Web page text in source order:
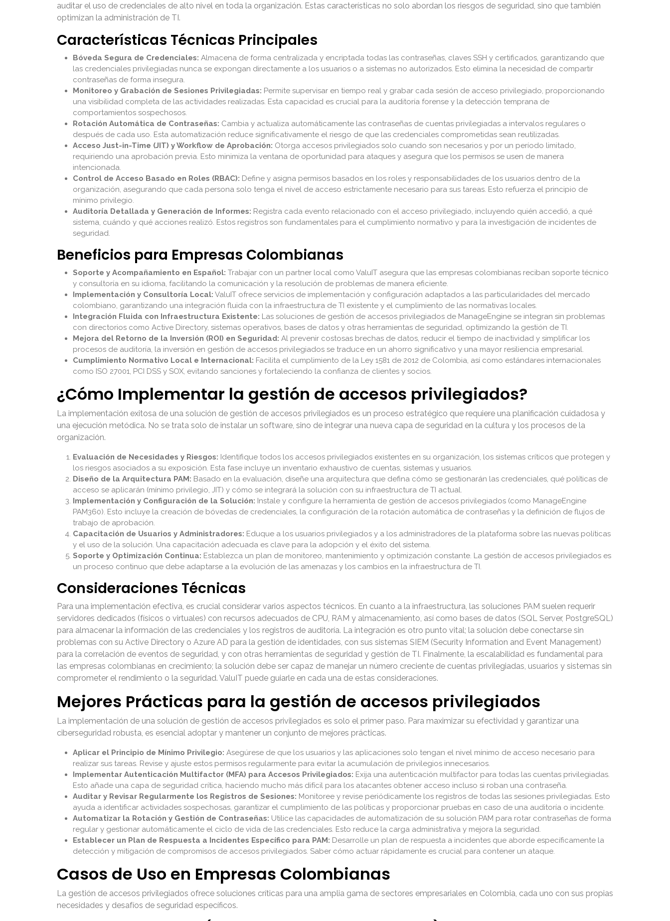
auditar el uso de credenciales de alto nivel en toda la organización. Estas características no solo abordan los riesgos de seguridad, sino que también
optimizan la administración de TI.
Características Técnicas Principales
Bóveda Segura de Credenciales: Almacena de forma centralizada y encriptada todas las contraseñas, claves SSH y certificados, garantizando que
las credenciales privilegiadas nunca se expongan directamente a los usuarios o a sistemas no autorizados. Esto elimina la necesidad de compartir
contraseñas de forma insegura.
Monitoreo y Grabación de Sesiones Privilegiadas: Permite supervisar en tiempo real y grabar cada sesión de acceso privilegiado, proporcionando
una visibilidad completa de las actividades realizadas. Esta capacidad es crucial para la auditoría forense y la detección temprana de
comportamientos sospechosos.
Rotación Automática de Contraseñas: Cambia y actualiza automáticamente las contraseñas de cuentas privilegiadas a intervalos regulares o
después de cada uso. Esta automatización reduce significativamente el riesgo de que las credenciales comprometidas sean reutilizadas.
Acceso Just-in-Time (JIT) y Workflow de Aprobación: Otorga accesos privilegiados solo cuando son necesarios y por un período limitado,
requiriendo una aprobación previa. Esto minimiza la ventana de oportunidad para ataques y asegura que los permisos se usen de manera
intencionada.
Control de Acceso Basado en Roles (RBAC): Define y asigna permisos basados en los roles y responsabilidades de los usuarios dentro de la
organización, asegurando que cada persona solo tenga el nivel de acceso estrictamente necesario para sus tareas. Esto refuerza el principio de
mínimo privilegio.
Auditoría Detallada y Generación de Informes: Registra cada evento relacionado con el acceso privilegiado, incluyendo quién accedió, a qué
sistema, cuándo y qué acciones realizó. Estos registros son fundamentales para el cumplimiento normativo y para la investigación de incidentes de
seguridad.
Beneficios para Empresas Colombianas
Soporte y Acompañamiento en Español: Trabajar con un partner local como ValuIT asegura que las empresas colombianas reciban soporte técnico
y consultoría en su idioma, facilitando la comunicación y la resolución de problemas de manera eficiente.
Implementación y Consultoría Local: ValuIT ofrece servicios de implementación y configuración adaptados a las particularidades del mercado
colombiano, garantizando una integración fluida con la infraestructura de TI existente y el cumplimiento de las normativas locales.
Integración Fluida con Infraestructura Existente: Las soluciones de gestión de accesos privilegiados de ManageEngine se integran sin problemas
con directorios como Active Directory, sistemas operativos, bases de datos y otras herramientas de seguridad, optimizando la gestión de TI.
Mejora del Retorno de la Inversión (ROI) en Seguridad: Al prevenir costosas brechas de datos, reducir el tiempo de inactividad y simplificar los
procesos de auditoría, la inversión en gestión de accesos privilegiados se traduce en un ahorro significativo y una mayor resiliencia empresarial.
Cumplimiento Normativo Local e Internacional: Facilita el cumplimiento de la Ley 1581 de 2012 de Colombia, así como estándares internacionales
como ISO 27001, PCI DSS y SOX, evitando sanciones y fortaleciendo la confianza de clientes y socios.
¿Cómo Implementar la gestión de accesos privilegiados?
La implementación exitosa de una solución de gestión de accesos privilegiados es un proceso estratégico que requiere una planificación cuidadosa y
una ejecución metódica. No se trata solo de instalar un software, sino de integrar una nueva capa de seguridad en la cultura y los procesos de la
organización.
Evaluación de Necesidades y Riesgos: Identifique todos los accesos privilegiados existentes en su organización, los sistemas críticos que protegen y
los riesgos asociados a su exposición. Esta fase incluye un inventario exhaustivo de cuentas, sistemas y usuarios.
Diseño de la Arquitectura PAM: Basado en la evaluación, diseñe una arquitectura que defina cómo se gestionarán las credenciales, qué políticas de
acceso se aplicarán (mínimo privilegio, JIT) y cómo se integrará la solución con su infraestructura de TI actual.
Implementación y Configuración de la Solución: Instale y configure la herramienta de gestión de accesos privilegiados (como ManageEngine
PAM360). Esto incluye la creación de bóvedas de credenciales, la configuración de la rotación automática de contraseñas y la definición de flujos de
trabajo de aprobación.
Capacitación de Usuarios y Administradores: Eduque a los usuarios privilegiados y a los administradores de la plataforma sobre las nuevas políticas
y el uso de la solución. Una capacitación adecuada es clave para la adopción y el éxito del sistema.
Soporte y Optimización Continua: Establezca un plan de monitoreo, mantenimiento y optimización constante. La gestión de accesos privilegiados es
un proceso continuo que debe adaptarse a la evolución de las amenazas y los cambios en la infraestructura de TI.
Consideraciones Técnicas
Para una implementación efectiva, es crucial considerar varios aspectos técnicos. En cuanto a la infraestructura, las soluciones PAM suelen requerir
servidores dedicados (físicos o virtuales) con recursos adecuados de CPU, RAM y almacenamiento, así como bases de datos (SQL Server, PostgreSQL)
para almacenar la información de las credenciales y los registros de auditoría. La integración es otro punto vital; la solución debe conectarse sin
problemas con su Active Directory o Azure AD para la gestión de identidades, con sus sistemas SIEM (Security Information and Event Management)
para la correlación de eventos de seguridad, y con otras herramientas de seguridad y gestión de TI. Finalmente, la escalabilidad es fundamental para
las empresas colombianas en crecimiento; la solución debe ser capaz de manejar un número creciente de cuentas privilegiadas, usuarios y sistemas sin
comprometer el rendimiento o la seguridad. ValuIT puede guiarle en cada una de estas consideraciones.
Mejores Prácticas para la gestión de accesos privilegiados
La implementación de una solución de gestión de accesos privilegiados es solo el primer paso. Para maximizar su efectividad y garantizar una
ciberseguridad robusta, es esencial adoptar y mantener un conjunto de mejores prácticas.
Aplicar el Principio de Mínimo Privilegio: Asegúrese de que los usuarios y las aplicaciones solo tengan el nivel mínimo de acceso necesario para
realizar sus tareas. Revise y ajuste estos permisos regularmente para evitar la acumulación de privilegios innecesarios.
Implementar Autenticación Multifactor (MFA) para Accesos Privilegiados: Exija una autenticación multifactor para todas las cuentas privilegiadas.
Esto añade una capa de seguridad crítica, haciendo mucho más difícil para los atacantes obtener acceso incluso si roban una contraseña.
Auditar y Revisar Regularmente los Registros de Sesiones: Monitoree y revise periódicamente los registros de todas las sesiones privilegiadas. Esto
ayuda a identificar actividades sospechosas, garantizar el cumplimiento de las políticas y proporcionar pruebas en caso de una auditoría o incidente.
Automatizar la Rotación y Gestión de Contraseñas: Utilice las capacidades de automatización de su solución PAM para rotar contraseñas de forma
regular y gestionar automáticamente el ciclo de vida de las credenciales. Esto reduce la carga administrativa y mejora la seguridad.
Establecer un Plan de Respuesta a Incidentes Específico para PAM: Desarrolle un plan de respuesta a incidentes que aborde específicamente la
detección y mitigación de compromisos de accesos privilegiados. Saber cómo actuar rápidamente es crucial para contener un ataque.
Casos de Uso en Empresas Colombianas
La gestión de accesos privilegiados ofrece soluciones críticas para una amplia gama de sectores empresariales en Colombia, cada uno con sus propias
necesidades y desafíos de seguridad específicos.